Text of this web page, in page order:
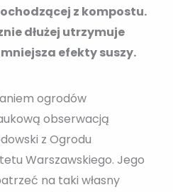
z kompostu.
dłużej utrzymuje
efekty suszy.
ogrodów
obserwacją
z Ogrodu
Warszawskiego. Jego
na taki własny